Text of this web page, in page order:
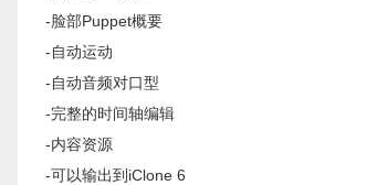
-脸部Puppet概要
-自动运动
-自动音频对口型
-完整的时间轴编辑
-内容资源
-可以输出到iClone 6